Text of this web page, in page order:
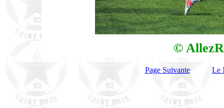
©
Page Suivante Le